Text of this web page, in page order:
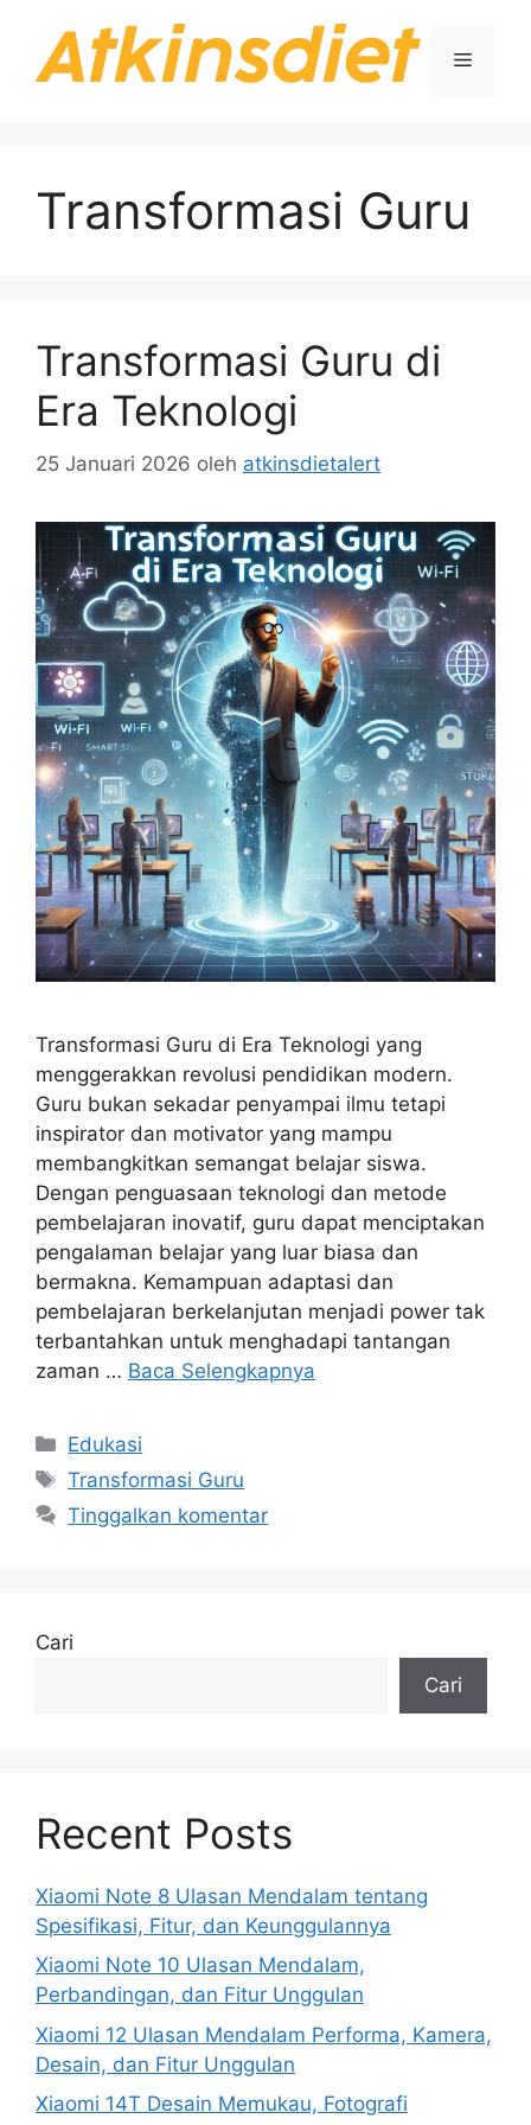
Menu
Transformasi Guru
Transformasi Guru di
Era Teknologi
25 Januari 2026 oleh atkinsdietalert
Transformasi Guru di Era Teknologi yang
menggerakkan revolusi pendidikan modern.
Guru bukan sekadar penyampai ilmu tetapi
inspirator dan motivator yang mampu
membangkitkan semangat belajar siswa.
Dengan penguasaan teknologi dan metode
pembelajaran inovatif, guru dapat menciptakan
pengalaman belajar yang luar biasa dan
bermakna. Kemampuan adaptasi dan
pembelajaran berkelanjutan menjadi power tak
terbantahkan untuk menghadapi tantangan
zaman … Baca Selengkapnya
Kategori
Edukasi
Tag
Transformasi Guru
Tinggalkan komentar
Cari
Cari
Recent Posts
Xiaomi Note 8 Ulasan Mendalam tentang
Spesifikasi, Fitur, dan Keunggulannya
Xiaomi Note 10 Ulasan Mendalam,
Perbandingan, dan Fitur Unggulan
Xiaomi 12 Ulasan Mendalam Performa, Kamera,
Desain, dan Fitur Unggulan
Xiaomi 14T Desain Memukau, Fotografi